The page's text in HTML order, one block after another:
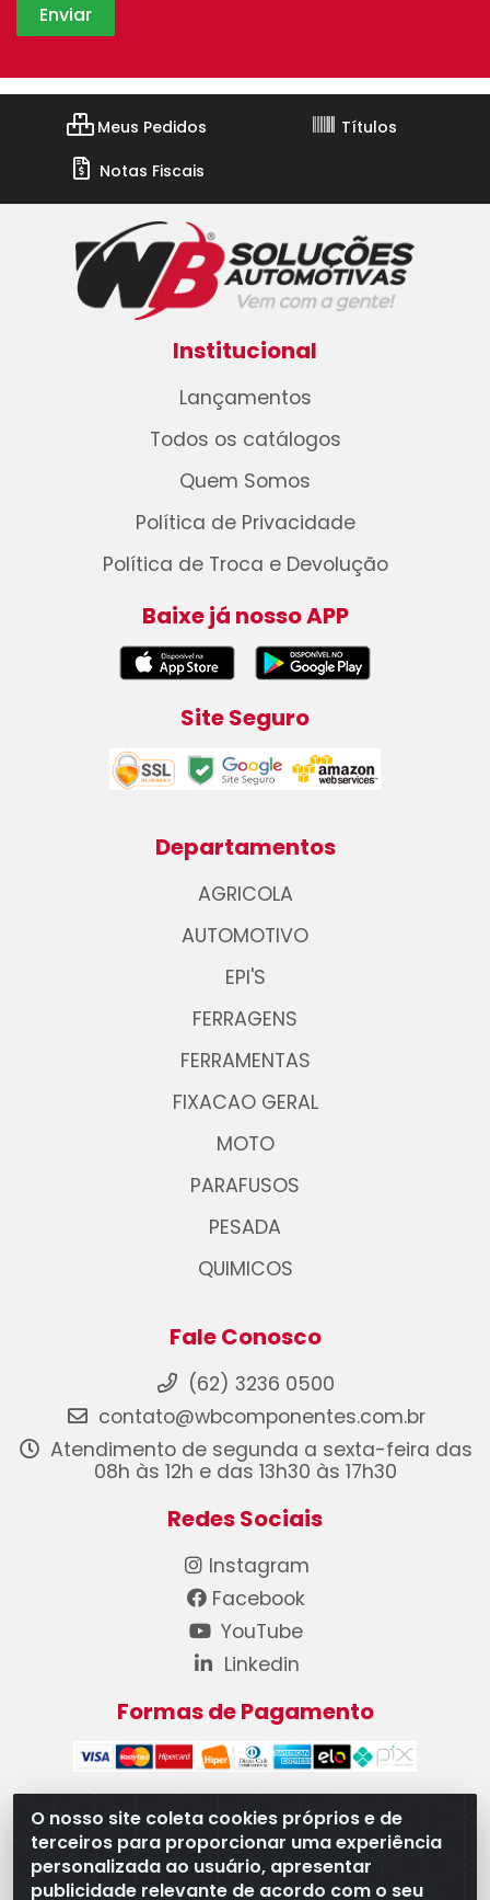
O nosso site coleta cookies próprios e de
terceiros para proporcionar uma experiência
personalizada ao usuário, apresentar
publicidade relevante de acordo com o seu
Meus Pedidos
Títulos
Notas Fiscais
Institucional
Lançamentos
Todos os catálogos
Quem Somos
Política de Privacidade
Política de Troca e Devolução
Baixe já nosso APP
Site Seguro
Departamentos
AGRICOLA
AUTOMOTIVO
EPI'S
FERRAGENS
FERRAMENTAS
FIXACAO GERAL
MOTO
PARAFUSOS
PESADA
QUIMICOS
Fale Conosco
(62) 3236 0500
contato@wbcomponentes.com.br
Atendimento de segunda a sexta-feira das
08h às 12h e das 13h30 às 17h30
Redes Sociais
Instagram
Facebook
YouTube
Linkedin
Formas de Pagamento
WB Componentes Automotivos LTDA - CNPJ
08.528.393/0001-12 - Rua do Níquel, 667 - Parque
Oeste Industrial, Goiânia/GO - CEP 74375-660